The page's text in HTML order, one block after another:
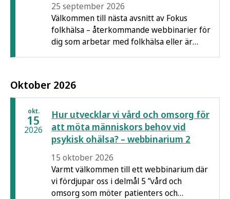
25 september 2026
Välkommen till nästa avsnitt av Fokus
folkhälsa – återkommande webbinarier för
dig som arbetar med folkhälsa eller är
Oktober 2026
okt.
15
2026
Hur utvecklar vi vård och omsorg för
att möta människors behov vid
psykisk ohälsa? – webbinarium 2
15 oktober 2026
Varmt välkommen till ett webbinarium där
vi fördjupar oss i delmål 5 ”vård och
omsorg som möter patienters och